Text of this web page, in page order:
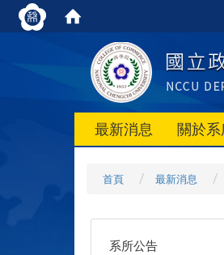
最新消息 關於
首頁 最新消息
系所公告